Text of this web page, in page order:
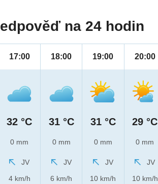
na 24 hodin
17:00
32 °C
0 mm
JV
4 km/h
18:00
31 °C
0 mm
JV
6 km/h
19:00
31 °C
0 mm
JV
10 km/h
20:00
29 °C
0 mm
JV
10 km/h